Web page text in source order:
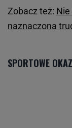
Zobacz też: Nie
naznaczona